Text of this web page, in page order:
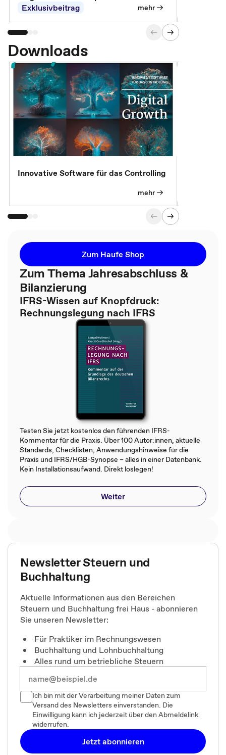
Abrechnung
Exklusivbeitrag mehr
Downloads
Innovative Software für das Controlling
mehr
Zum Haufe Shop
Zum Thema Jahresabschluss &
Bilanzierung
IFRS-Wissen auf Knopfdruck:
Rechnungslegung nach IFRS
Testen Sie jetzt kostenlos den führenden IFRS-
Kommentar für die Praxis. Über 100 Autor:innen, aktuelle
Standards, Checklisten, Anwendungshinweise für die
Praxis und IFRS/HGB-Synopse – alles in einer Datenbank.
Kein Installationsaufwand. Direkt loslegen!
Weiter
Newsletter Steuern und
Buchhaltung
Aktuelle Informationen aus den Bereichen
Steuern und Buchhaltung frei Haus - abonnieren
Sie unseren Newsletter:
Für Praktiker im Rechnungswesen
Buchhaltung und Lohnbuchhaltung
Alles rund um betriebliche Steuern
Ich bin mit der Verarbeitung meiner Daten zum
Versand des Newsletters einverstanden. Die
Einwilligung kann ich jederzeit über den Abmeldelink
widerrufen.
Jetzt abonnieren